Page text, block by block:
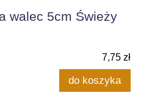
walec 5cm Świeży
7,75 zł
do koszyka